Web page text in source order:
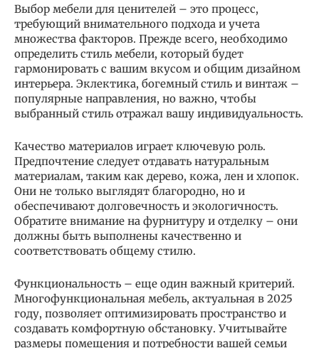
Выбор мебели для ценителей – это процесс,
требующий внимательного подхода и учета
множества факторов. Прежде всего, необходимо
определить стиль мебели, который будет
гармонировать с вашим вкусом и общим дизайном
интерьера. Эклектика, богемный стиль и винтаж –
популярные направления, но важно, чтобы
выбранный стиль отражал вашу индивидуальность.
Качество материалов играет ключевую роль.
Предпочтение следует отдавать натуральным
материалам, таким как дерево, кожа, лен и хлопок.
Они не только выглядят благородно, но и
обеспечивают долговечность и экологичность.
Обратите внимание на фурнитуру и отделку – они
должны быть выполнены качественно и
соответствовать общему стилю.
Функциональность – еще один важный критерий.
Многофункциональная мебель, актуальная в 2025
году, позволяет оптимизировать пространство и
создавать комфортную обстановку. Учитывайте
размеры помещения и потребности вашей семьи